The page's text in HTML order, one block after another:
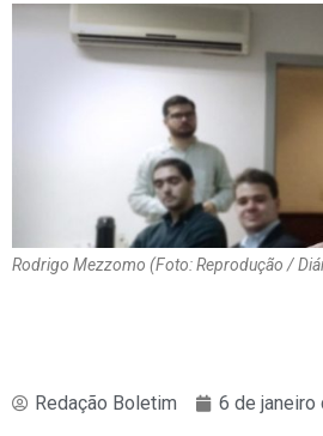
Rodrigo Mezzomo (Foto: Reprodução /
Redação Boletim 6 de janeiro